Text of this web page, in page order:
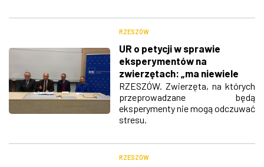
RZESZÓW
UR o petycji w sprawie
eksperymentów na
zwierzętach: „ma niewiele
wspólnego z
rzeczywistością”
RZESZÓW. Zwierzęta, na których
przeprowadzane będą
eksperymenty nie mogą odczuwać
stresu.
RZESZÓW